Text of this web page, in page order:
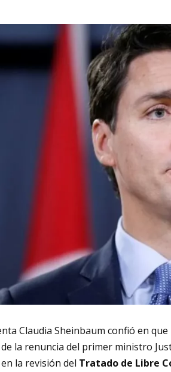
Claudia Sheinbaum confió en que
la renuncia del primer ministro
en la revisión del Tratado de Libre